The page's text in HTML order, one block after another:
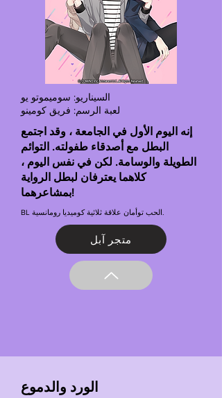
السيناريو: سوميموتو يو
لعبة الرسم: فريق كومينو
إنه اليوم الأول في الجامعة ، وقد اجتمع
البطل مع أصدقاء طفولته. التوائم
الطويلة والوسامة. لكن في نفس اليوم ،
كلاهما يعترفان لبطل الرواية
بمشاعرهما!
متجر آبل
الورد والدموع